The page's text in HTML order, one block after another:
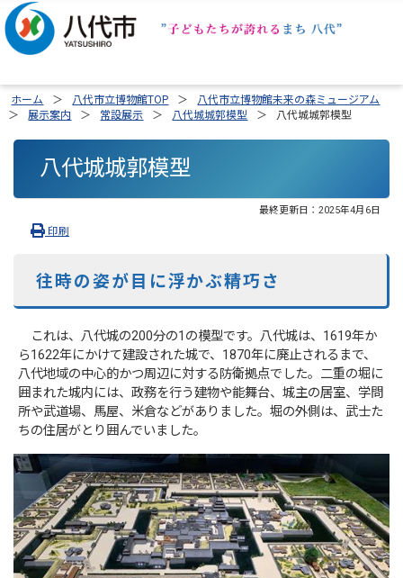
ホーム 八代市立博物館TOP
八代市立博物館未来の森ミュージアム
展示案内
常設展示 八代城城郭模型 八代城城郭模型
八代城城郭模型
最終更新日： 2025年4月6日
印刷
往時の姿が目に浮かぶ精巧さ
これは、八代城の200分の1の模型です。八代城は、1619年か
ら1622年にかけて建設された城で、1870年に廃止されるまで、
八代地域の中心的かつ周辺に対する防衛拠点でした。二重の堀に
囲まれた城内には、政務を行う建物や能舞台、城主の居室、学問
所や武道場、馬屋、米倉などがありました。堀の外側は、武士た
ちの住居がとり囲んでいました。